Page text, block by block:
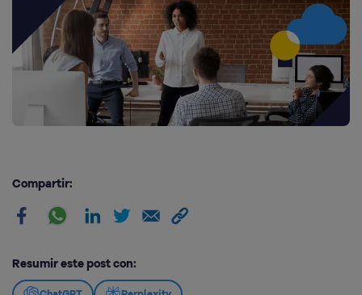
Compartir:
Resumir este post con: